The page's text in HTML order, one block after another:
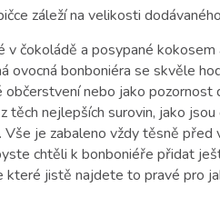
záleží na velikosti
v čokoládě a posypané kokosem
ovocná bonboniéra se skvěle
nebo jako pozornost
těch nejlepších surovin, jako
Vše je zabaleno vždy těsně před
chtěli k bonboniéře přidat
které jistě najdete to pravé pro